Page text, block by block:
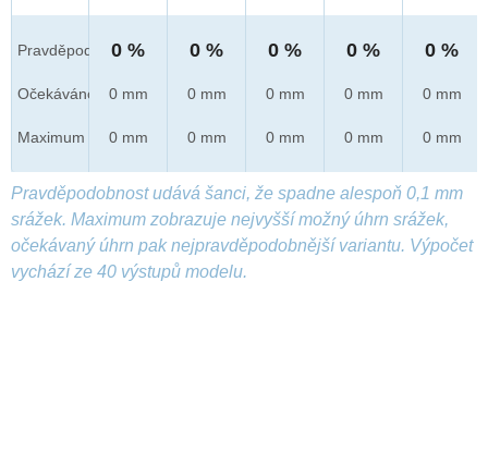
Pravděpod.
Očekáváno
Maximum
0 %
0 mm
0 mm
0 %
0 mm
0 mm
0 %
0 mm
0 mm
0 %
0 mm
0 mm
0 %
0 mm
0 mm
Pravděpodobnost udává šanci, že spadne alespoň 0,1 mm
srážek. Maximum zobrazuje nejvyšší možný úhrn srážek,
očekávaný úhrn pak nejpravděpodobnější variantu. Výpočet
vychází ze 40 výstupů modelu.